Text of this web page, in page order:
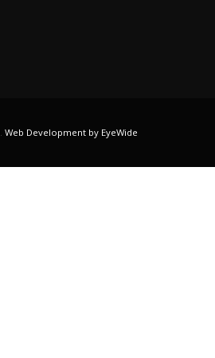
Web Development by EyeWide